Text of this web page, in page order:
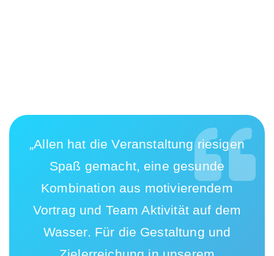
„Allen hat die Veranstaltung riesigen
Spaß gemacht, eine gesunde
Kombination aus motivierendem
Vortrag und Team Aktivität auf dem
Wasser. Für die Gestaltung und